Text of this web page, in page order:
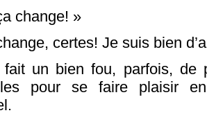
change! »
certes! Je suis bien
un bien fou, parfois, de
pour se faire plaisir